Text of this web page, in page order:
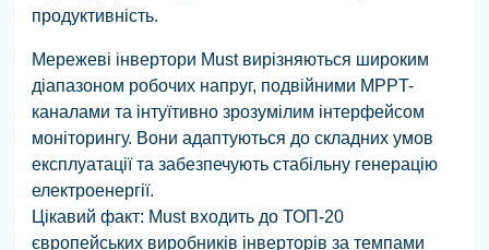
продуктивність.
Мережеві інвертори Must вирізняються широким
діапазоном робочих напруг, подвійними MPPT-
каналами та інтуїтивно зрозумілим інтерфейсом
моніторингу. Вони адаптуються до складних умов
експлуатації та забезпечують стабільну генерацію
електроенергії.
Цікавий факт: Must входить до ТОП-20
європейських виробників інверторів за темпами